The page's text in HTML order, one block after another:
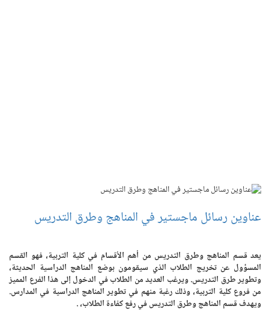
عناوين رسائل ماجستير في المناهج وطرق التدريس
يعد قسم المناهج وطرق التدريس من أهم الأقسام في كلية التربية، فهو القسم
المسؤول عن تخريج الطلاب الذي سيقومون بوضع المناهج الدراسية الحديثة،
وتطوير طرق التدريس. ويرغب العديد من الطلاب في الدخول إلى هذا الفرع المميز
من فروع كلية التربية، وذلك رغبة منهم في تطوير المناهج الدراسية في المدارس.
ويهدف قسم المناهج وطرق التدريس في رفع كفاءة الطلاب، .